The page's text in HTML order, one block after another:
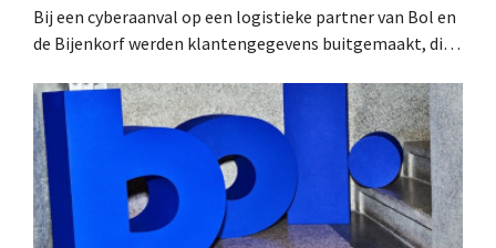
Bij een cyberaanval op een logistieke partner van Bol en
de Bijenkorf werden klantengegevens buitgemaakt, die
De retailers roepen klanten op alert te zijn voor
phishing.